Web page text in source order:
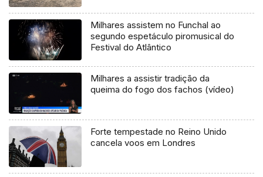
Milhares assistem no Funchal ao
segundo espetáculo piromusical do
Festival do Atlântico
Milhares a assistir tradição da
queima do fogo dos fachos (vídeo)
Forte tempestade no Reino Unido
cancela voos em Londres